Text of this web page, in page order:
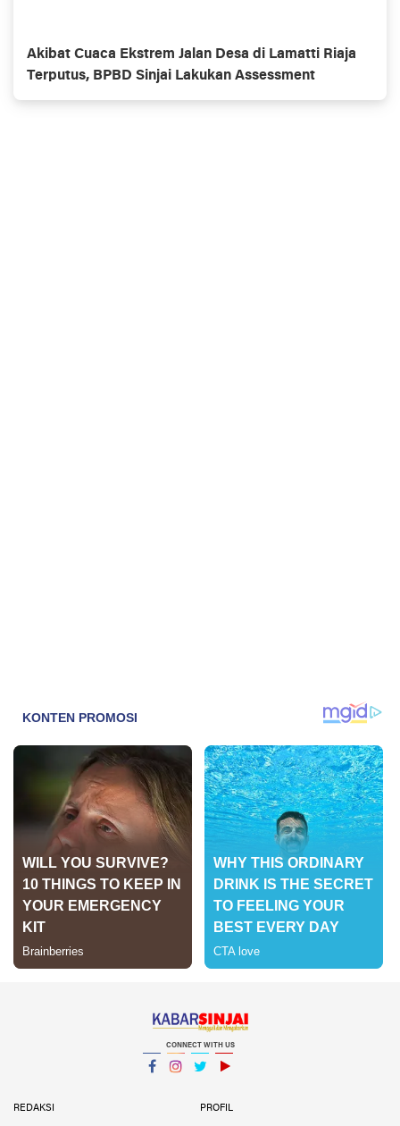
Akibat Cuaca Ekstrem Jalan Desa di Lamatti Riaja
Terputus, BPBD Sinjai Lakukan Assessment
CONNECT WITH US
REDAKSI
PROFIL